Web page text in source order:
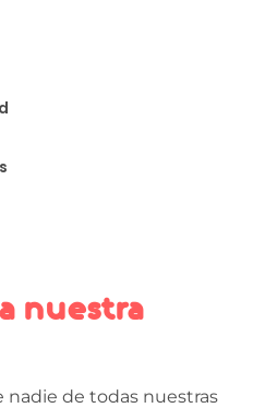
nuestra
nadie de todas nuestras